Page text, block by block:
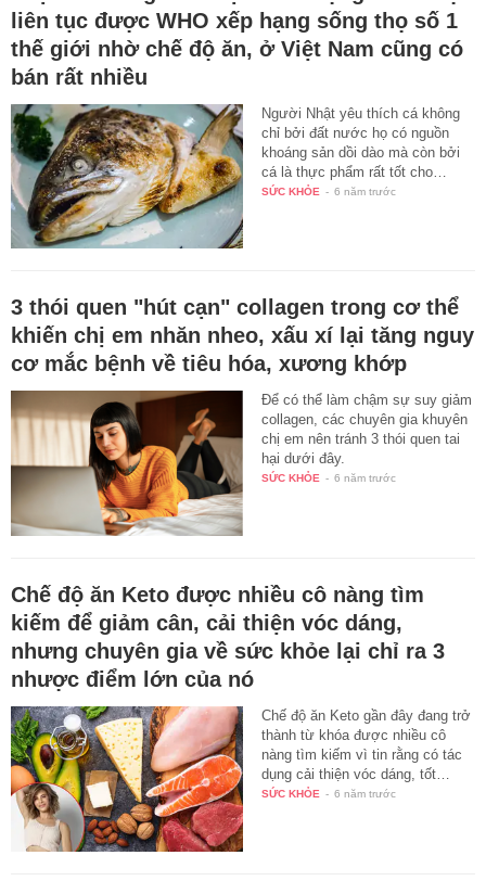
liên tục được WHO xếp hạng sống thọ số 1
thế giới nhờ chế độ ăn, ở Việt Nam cũng có
bán rất nhiều
Người Nhật yêu thích cá không
chỉ bởi đất nước họ có nguồn
khoáng sản dồi dào mà còn bởi
cá là thực phẩm rất tốt cho…
SỨC KHỎE - 6 năm trước
3 thói quen "hút cạn" collagen trong cơ thể
khiến chị em nhăn nheo, xấu xí lại tăng nguy
cơ mắc bệnh về tiêu hóa, xương khớp
Để có thể làm chậm sự suy giảm
collagen, các chuyên gia khuyên
chị em nên tránh 3 thói quen tai
hại dưới đây.
SỨC KHỎE - 6 năm trước
Chế độ ăn Keto được nhiều cô nàng tìm
kiếm để giảm cân, cải thiện vóc dáng,
nhưng chuyên gia về sức khỏe lại chỉ ra 3
nhược điểm lớn của nó
Chế độ ăn Keto gần đây đang trở
thành từ khóa được nhiều cô
nàng tìm kiếm vì tin rằng có tác
dụng cải thiện vóc dáng, tốt…
SỨC KHỎE - 6 năm trước